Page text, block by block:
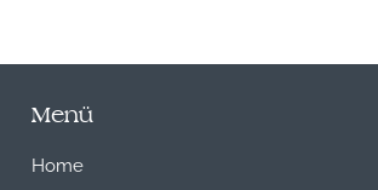
Menü
Home